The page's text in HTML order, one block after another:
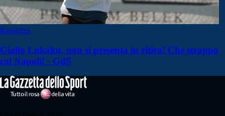
Rassegna
Giallo Lukaku, non si presenta in ritiro! Che strappo
col Napoli! - GdS